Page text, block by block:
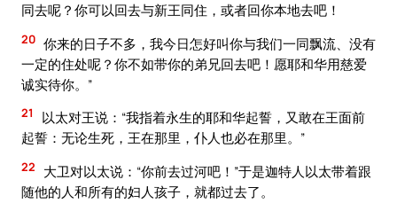
同去呢？你可以回去与新王同住，或者回你本地去吧！
20 你来的日子不多，我今日怎好叫你与我们一同飘流、没有
一定的住处呢？你不如带你的弟兄回去吧！愿耶和华用慈爱
诚实待你。”
21
以太对王说：“我指着永生的耶和华起誓，又敢在王面前
起誓：无论生死，王在那里，仆人也必在那里。”
22
大卫对以太说：“你前去过河吧！”于是迦特人以太带着跟
随他的人和所有的妇人孩子，就都过去了。